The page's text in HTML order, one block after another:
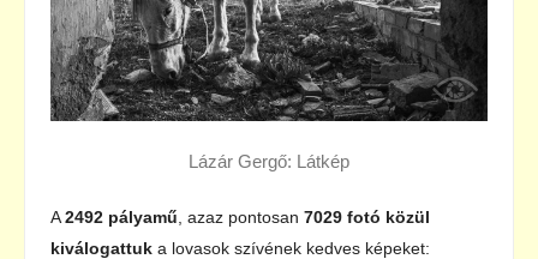
Lázár Gergő: Látkép
A2492 pályamű , azaz pontosan 7029 fotó közül
kiválogattuk a lovasok szívének kedves képeket: